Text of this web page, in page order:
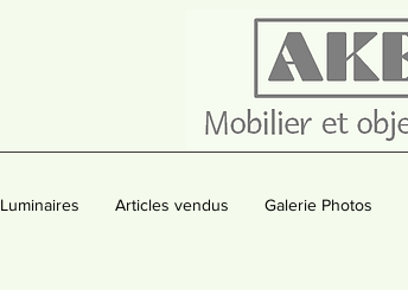
Luminaires Articles vendus Galerie Photos